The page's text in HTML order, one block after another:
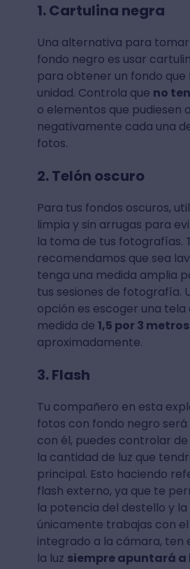
1. Cartulina negra
Una alternativa para
fondo negro es usar
para obtener un fondo
unidad. Controla que no
o elementos que pudiesen
negativamente cada una
fotos.
2. Telón oscuro
Para tus fondos oscuros,
limpia y sin arrugas para
la toma de tus fotografías.
recomendamos que sea
tenga una medida amplia
tus sesiones de fotografía.
opción es escoger una tela
medida de 1,5 por 3 metros
aproximadamente.
3. Flash
Tu compañero en esta
fotos con fondo negro será
con él, puedes controlar
la cantidad de luz que
principal. Esto haciendo
flash externo, ya que te
la potencia del destello y la
únicamente trabajas con
integrado a la cámara, ten
la luz siempre apuntará a